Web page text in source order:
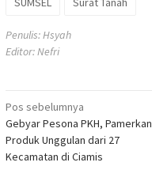
Penulis: Hsyah
Editor: Nefri
Navigasi
pos
Pos sebelumnya
Gebyar Pesona PKH, Pamerkan
Produk Unggulan dari 27
Kecamatan di Ciamis